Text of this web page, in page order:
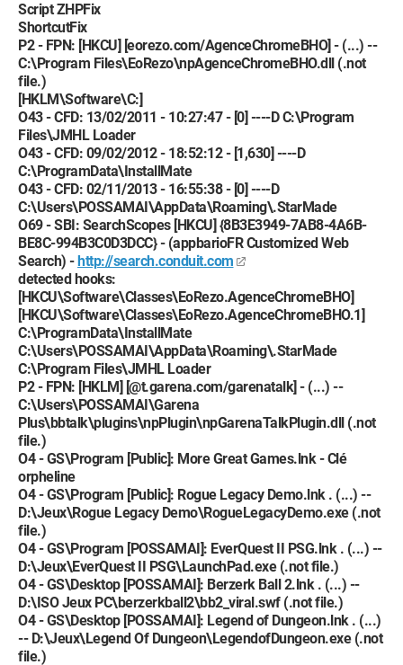
Script ZHPFix
ShortcutFix
P2 - FPN: [HKCU] [eorezo.com/AgenceChromeBHO] - (...) --
C:\Program Files\EoRezo\npAgenceChromeBHO.dll (.not
file.)
[HKLM\Software\C:]
O43 - CFD: 13/02/2011 - 10:27:47 - [0] ----D C:\Program
Files\JMHL Loader
O43 - CFD: 09/02/2012 - 18:52:12 - [1,630] ----D
C:\ProgramData\InstallMate
O43 - CFD: 02/11/2013 - 16:55:38 - [0] ----D
C:\Users\POSSAMAI\AppData\Roaming\.StarMade
O69 - SBI: SearchScopes [HKCU] {8B3E3949-7AB8-4A6B-
BE8C-994B3C0D3DCC} - (appbarioFR Customized Web
Search) -http://search.conduit.com
detected hooks:
[HKCU\Software\Classes\EoRezo.AgenceChromeBHO]
[HKCU\Software\Classes\EoRezo.AgenceChromeBHO.1]
C:\ProgramData\InstallMate
C:\Users\POSSAMAI\AppData\Roaming\.StarMade
C:\Program Files\JMHL Loader
P2 - FPN: [HKLM] [@t.garena.com/garenatalk] - (...) --
C:\Users\POSSAMAI\Garena
Plus\bbtalk\plugins\npPlugin\npGarenaTalkPlugin.dll (.not
file.)
O4 - GS\Program [Public]: More Great Games.lnk - Clé
orpheline
O4 - GS\Program [Public]: Rogue Legacy Demo.lnk . (...) --
D:\Jeux\Rogue Legacy Demo\RogueLegacyDemo.exe (.not
file.)
O4 - GS\Program [POSSAMAI]: EverQuest II PSG.lnk . (...) --
D:\Jeux\EverQuest II PSG\LaunchPad.exe (.not file.)
O4 - GS\Desktop [POSSAMAI]: Berzerk Ball 2.lnk . (...) --
D:\ISO Jeux PC\berzerkball2\bb2_viral.swf (.not file.)
O4 - GS\Desktop [POSSAMAI]: Legend of Dungeon.lnk . (...)
-- D:\Jeux\Legend Of Dungeon\LegendofDungeon.exe (.not
file.)